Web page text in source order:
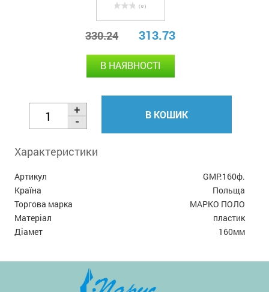
( 0 )
330.24 313.73
В НАЯВНОСТІ
В КОШИК
Характеристики
Артикул
GMP.160ф.
Країна
Польща
Торгова марка
МАРКО ПОЛО
Матеріал
пластик
Діамет
160мм